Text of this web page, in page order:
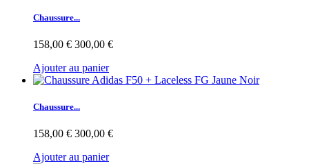
Chaussure...
158,00 € 300,00 €
Ajouter au panier
Chaussure...
158,00 € 300,00 €
Ajouter au panier